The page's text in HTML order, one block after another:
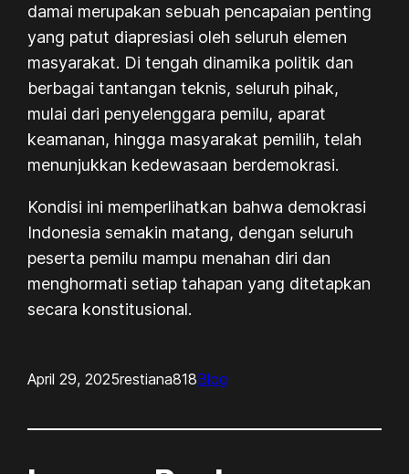
damai merupakan sebuah pencapaian penting
yang patut diapresiasi oleh seluruh elemen
masyarakat. Di tengah dinamika politik dan
berbagai tantangan teknis, seluruh pihak,
mulai dari penyelenggara pemilu, aparat
keamanan, hingga masyarakat pemilih, telah
menunjukkan kedewasaan berdemokrasi.
Kondisi ini memperlihatkan bahwa demokrasi
Indonesia semakin matang, dengan seluruh
peserta pemilu mampu menahan diri dan
menghormati setiap tahapan yang ditetapkan
secara konstitusional.
April 29, 2025restiana818Blog